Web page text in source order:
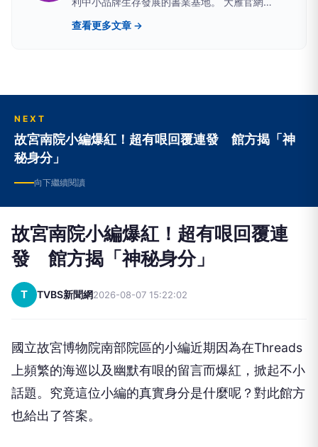
http://www.andbooks.com.tw 大雁出版基地臉書
https://www.facebook.com/andbooks
查看更多文章 →
NEXT
故宮南院小編爆紅！超有哏回覆連發 館方揭「神
秘身分」
向下繼續閱讀
故宮南院小編爆紅！超有哏回覆連
發 館方揭「神秘身分」
T TVBS新聞網2026-08-07 15:22:02
國立故宮博物院南部院區的小編近期因為在Threads
上頻繁的海巡以及幽默有哏的留言而爆紅，掀起不小
話題。究竟這位小編的真實身分是什麼呢？對此館方
也給出了答案。